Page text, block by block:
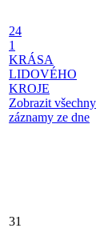
24
1
KRÁSA
LIDOVÉHO
KROJE
Zobrazit všechny
záznamy ze dne
31